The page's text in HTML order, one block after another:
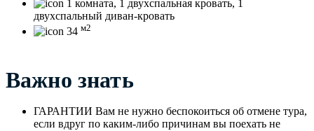
1 комната, 1 двухспальная кровать, 1
двухспальный диван-кровать
34 м2
Важно знать
ГАРАНТИИ Вам не нужно беспокоиться об отмене тура,
если вдруг по каким-либо причинам вы поехать не